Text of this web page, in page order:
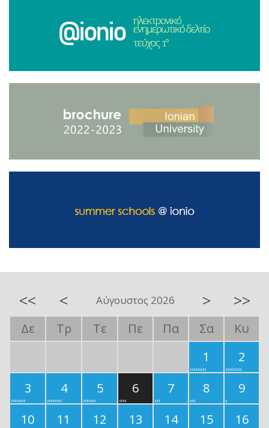
<< < Αύγουστος 2026 > >>
Δε Τρ Τε Πε Πα Σα
Κυ
1
2
3
4 5 6 7 8
9
10
11 12 13 14 15
16